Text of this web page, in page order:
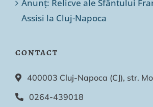
Anunț: Relicve ale Sfântului
Assisi la Cluj-Napoca
CONTACT
400003 Cluj-Napoca (CJ), str.
0264-439018